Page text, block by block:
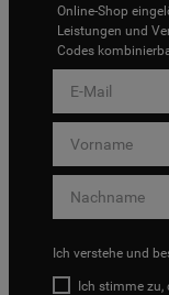
Online-Shop
Leistungen und
Codes
Ich verstehe und
Ich stimme zu,